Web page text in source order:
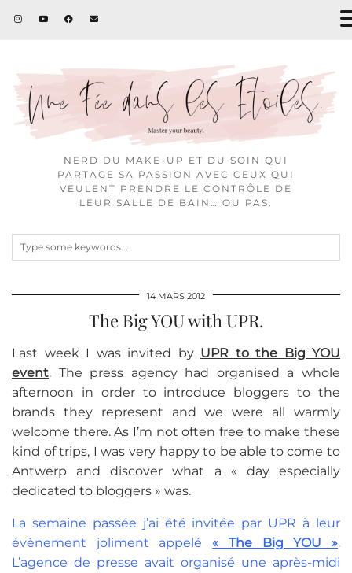
NERD DU MAKE-UP ET DU SOIN QUI
PARTAGE SA PASSION AVEC CEUX QUI
VEULENT PRENDRE LE CONTRÔLE DE
LEUR SALLE DE BAIN… OU PAS.
14 MARS 2012
The Big YOU with UPR.
Last week I was invited by UPR to the Big YOU
event. The press agency had organised a whole
afternoon in order to introduce bloggers to the
brands they represent and we were all warmly
welcome there. As I’m not often free to make these
kind of trips, I was very happy to be able to come to
Antwerp and discover what a « day especially
dedicated to bloggers » was.
La semaine passée j’ai été invitée par UPR à leur
évènement joliment appelé« The Big YOU ».
L’agence de presse avait organisé une après-midi